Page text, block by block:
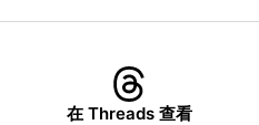
在 Threads 查看